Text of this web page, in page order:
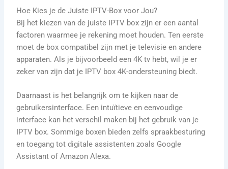
Hoe Kies je de Juiste IPTV-Box voor Jou?
Bij het kiezen van de juiste IPTV box zijn er een aantal
factoren waarmee je rekening moet houden. Ten eerste
moet de box compatibel zijn met je televisie en andere
apparaten. Als je bijvoorbeeld een 4K tv hebt, wil je er
zeker van zijn dat je IPTV box 4K-ondersteuning biedt.
Daarnaast is het belangrijk om te kijken naar de
gebruikersinterface. Een intuïtieve en eenvoudige
interface kan het verschil maken bij het gebruik van je
IPTV box. Sommige boxen bieden zelfs spraakbesturing
en toegang tot digitale assistenten zoals Google
Assistant of Amazon Alexa.